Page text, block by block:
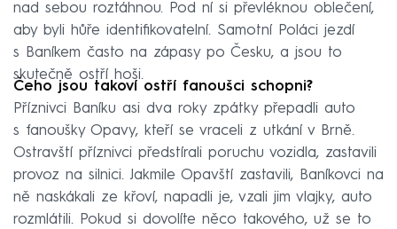
nad sebou roztáhnou. Pod ní si převléknou oblečení,
aby byli hůře identifikovatelní. Samotní Poláci jezdí
s Baníkem často na zápasy po Česku, a jsou to
skutečně ostří hoši.
Čeho jsou takoví ostří fanoušci schopni?
Příznivci Baníku asi dva roky zpátky přepadli auto
s fanoušky Opavy, kteří se vraceli z utkání v Brně.
Ostravští příznivci předstírali poruchu vozidla, zastavili
provoz na silnici. Jakmile Opavští zastavili, Baníkovci na
ně naskákali ze křoví, napadli je, vzali jim vlajky, auto
rozmlátili. Pokud si dovolíte něco takového, už se to